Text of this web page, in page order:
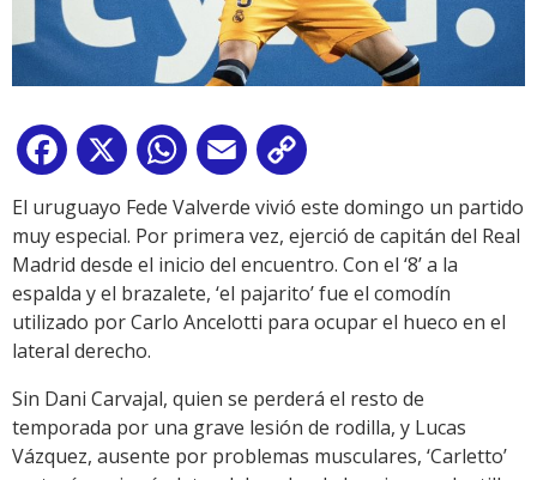
Facebook
X WhatsApp
Email
Link
El uruguayo Fede Valverde vivió este domingo un partido
muy especial. Por primera vez, ejerció de capitán del Real
Madrid desde el inicio del encuentro. Con el ‘8’ a la
espalda y el brazalete, ‘el pajarito’ fue el comodín
utilizado por Carlo Ancelotti para ocupar el hueco en el
lateral derecho.
Sin Dani Carvajal, quien se perderá el resto de
temporada por una grave lesión de rodilla, y Lucas
Vázquez, ausente por problemas musculares, ‘Carletto’